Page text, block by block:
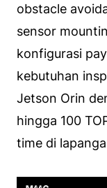
obstacle
sensor
konfigurasi
kebutuhan
Jetson Orin
hingga 100
time di